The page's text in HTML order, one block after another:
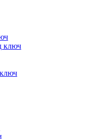
ключ